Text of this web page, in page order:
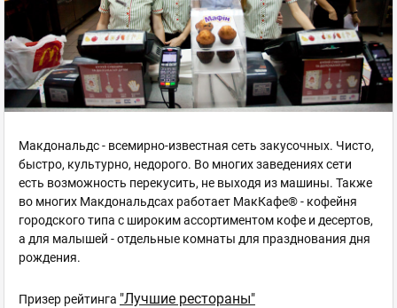
Макдональдс - всемирно-известная сеть закусочных. Чисто,
быстро, культурно, недорого. Во многих заведениях сети
есть возможность перекусить, не выходя из машины. Также
во многих Макдональдсах работает МакКафе® - кофейня
городского типа с широким ассортиментом кофе и десертов,
а для малышей - отдельные комнаты для празднования дня
рождения.
Призер рейтинга "Лучшие рестораны"